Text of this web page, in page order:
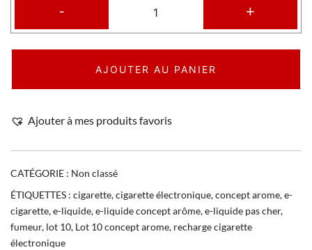
- +
AJOUTER AU PANIER
Ajouter à mes produits favoris
CATÉGORIE : Non classé
ÉTIQUETTES : cigarette,cigarette électronique,concept arome,e-
cigarette,e-liquide,e-liquide concept arôme,e-liquide pas cher,
fumeur, lot 10, Lot 10 concept arome, recharge cigarette
électronique